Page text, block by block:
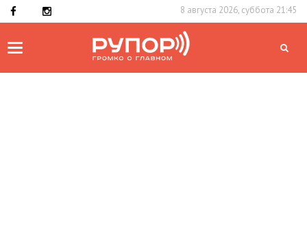
8 августа 2026, суббота 21:45
Toggle